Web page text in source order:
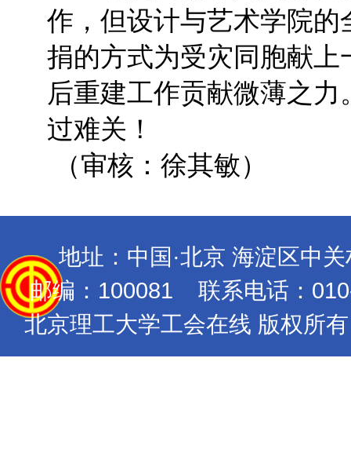
作，但设计与艺术学院
捐的方式为受灾同胞献
后重建工作贡献微薄之
过难关！
（审核：徐其敏）
地址：中国·北京 海淀区中
邮编：100081 联系电话：
北京理工大学工会在线 版权所